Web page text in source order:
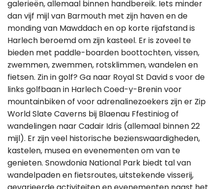
galerieën, allemaal binnen handbereik. Iets minder
dan vijf mijl van Barmouth met zijn haven en de
monding van Mawddach en op korte rijafstand is
Harlech beroemd om zijn kasteel. Er is zoveel te
bieden met paddle-boarden boottochten, vissen,
zwemmen, zwemmen, rotsklimmen, wandelen en
fietsen. Zin in golf? Ga naar Royal St David s voor de
links golfbaan in Harlech Coed-y-Brenin voor
mountainbiken of voor adrenalinezoekers zijn er Zip
World Slate Caverns bij Blaenau Ffestiniog of
wandelingen naar Cadair Idris (allemaal binnen 22
mijl). Er zijn veel historische bezienswaardigheden,
kastelen, musea en evenementen om van te
genieten. Snowdonia National Park biedt tal van
wandelpaden en fietsroutes, uitstekende visserij,